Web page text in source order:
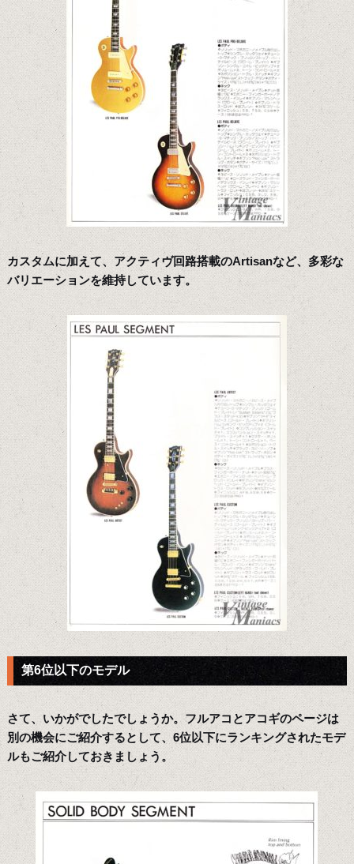
カスタムに加えて、アクティヴ回路搭載のArtisanなど、多彩な
バリエーションを維持しています。
第6位以下のモデル
さて、いかがでしたでしょうか。フルアコとアコギのページは
別の機会にご紹介するとして、6位以下にランキングされたモデ
ルもご紹介しておきましょう。